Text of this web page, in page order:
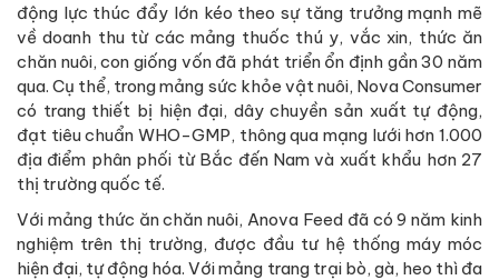
động lực thúc đẩy lớn kéo theo sự tăng trưởng mạnh mẽ
về doanh thu từ các mảng thuốc thú y, vắc xin, thức ăn
chăn nuôi, con giống vốn đã phát triển ổn định gần 30 năm
qua. Cụ thể, trong mảng sức khỏe vật nuôi, Nova Consumer
có trang thiết bị hiện đại, dây chuyền sản xuất tự động,
đạt tiêu chuẩn WHO-GMP, thông qua mạng lưới hơn 1.000
địa điểm phân phối từ Bắc đến Nam và xuất khẩu hơn 27
thị trường quốc tế.
Với mảng thức ăn chăn nuôi, Anova Feed đã có 9 năm kinh
nghiệm trên thị trường, được đầu tư hệ thống máy móc
hiện đại, tự động hóa. Với mảng trang trại bò, gà, heo thì đa